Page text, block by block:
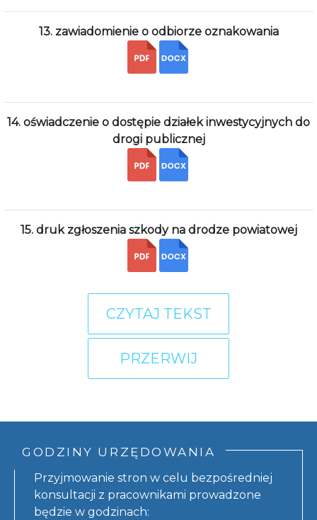
13. zawiadomienie o odbiorze oznakowania
14. oświadczenie o dostępie działek inwestycyjnych do
drogi publicznej
15. druk zgłoszenia szkody na drodze powiatowej
CZYTAJ TEKST
PRZERWIJ
GODZINY URZĘDOWANIA
Przyjmowanie stron w celu bezpośredniej
konsultacji z pracownikami prowadzone
będzie w godzinach: